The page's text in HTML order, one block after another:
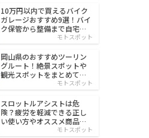
10万円以内で買えるバイク
ガレージおすすめ9選！バイ
ク保管から整備まで自宅で
モトスポット
岡山県のおすすめツーリン
グルート！絶景スポットや
観光スポットをまとめて紹
モトスポット
スロットルアシストは危
険？疲労を軽減できる正し
い使い方やオススメ商品を
モトスポット